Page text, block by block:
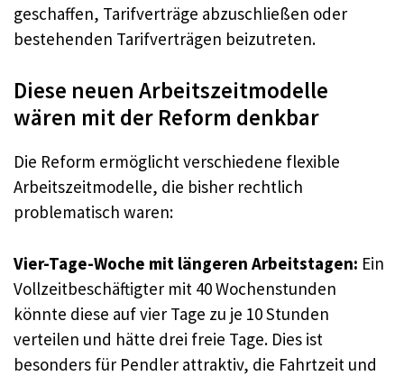
geschaffen, Tarifverträge abzuschließen oder
bestehenden Tarifverträgen beizutreten.
Diese neuen Arbeitszeitmodelle
wären mit der Reform denkbar
Die Reform ermöglicht verschiedene flexible
Arbeitszeitmodelle, die bisher rechtlich
problematisch waren:
Vier-Tage-Woche mit längeren Arbeitstagen: Ein
Vollzeitbeschäftigter mit 40 Wochenstunden
könnte diese auf vier Tage zu je 10 Stunden
verteilen und hätte drei freie Tage. Dies ist
besonders für Pendler attraktiv, die Fahrtzeit und